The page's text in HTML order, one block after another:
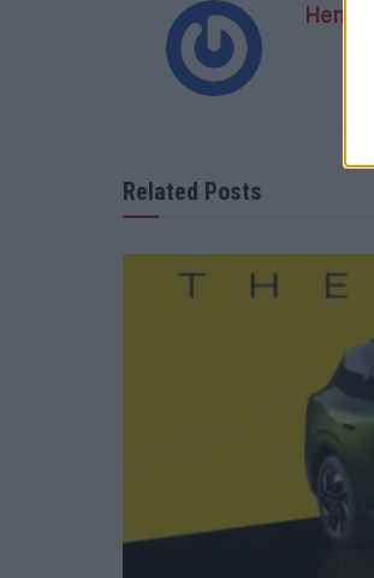
Related Posts